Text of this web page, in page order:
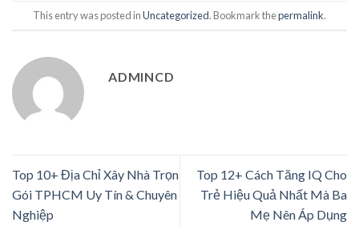
This entry was posted inUncategorized. Bookmark thepermalink.
ADMINCD
Top 10+ Địa Chỉ Xây Nhà Trọn
Gói TPHCM Uy Tín & Chuyên
Nghiệp
Top 12+ Cách Tăng IQ Cho
Trẻ Hiệu Quả Nhất Mà Ba
Mẹ Nên Áp Dụng